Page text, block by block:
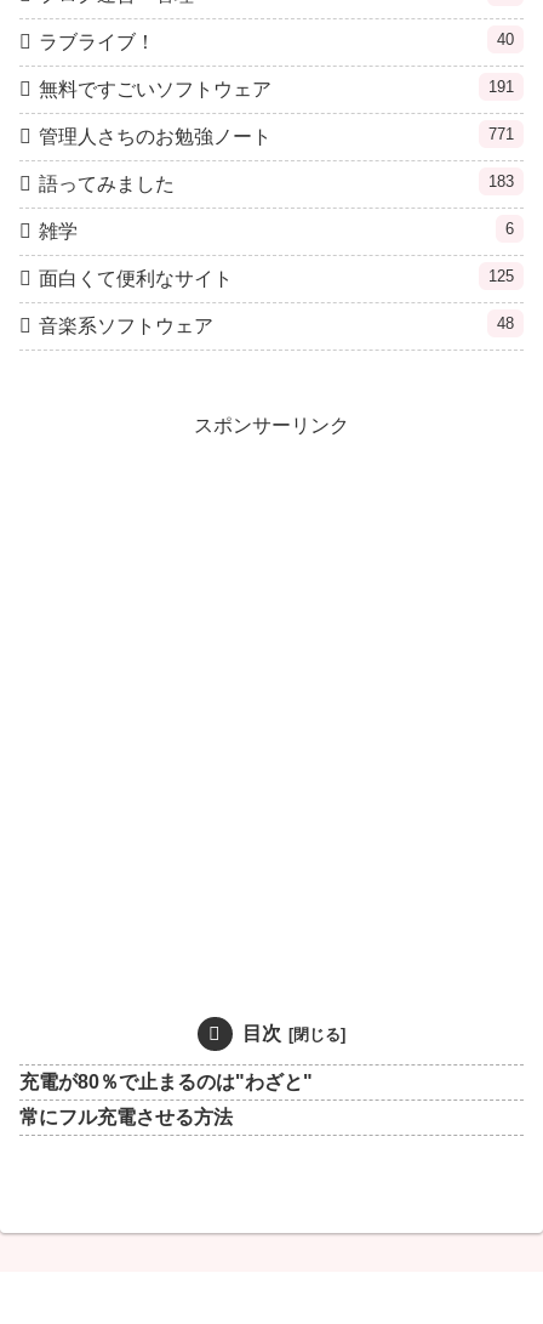
ラブライブ！ 40
無料ですごいソフトウェア 191
管理人さちのお勉強ノート 771
語ってみました 183
雑学 6
面白くて便利なサイト 125
音楽系ソフトウェア 48
スポンサーリンク
目次
充電が80％で止まるのは"わざと"
常にフル充電させる方法